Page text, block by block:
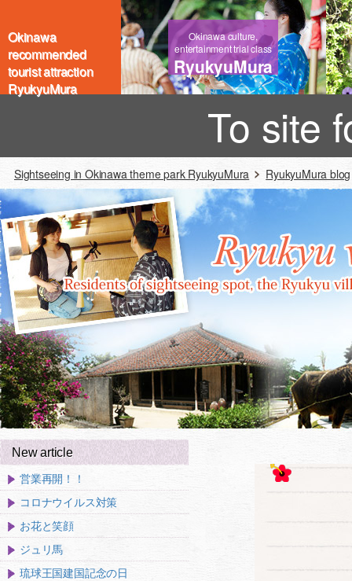
Okinawa
recommended
tourist attraction
RyukyuMura
Okinawa culture,
entertainment trial class
RyukyuMura
To site
Sightseeing in Okinawa theme park RyukyuMura RyukyuMura blog
New article
営業再開！！
コロナウイルス対策
お花と笑顔
ジュリ馬
琉球王国建国記念の日